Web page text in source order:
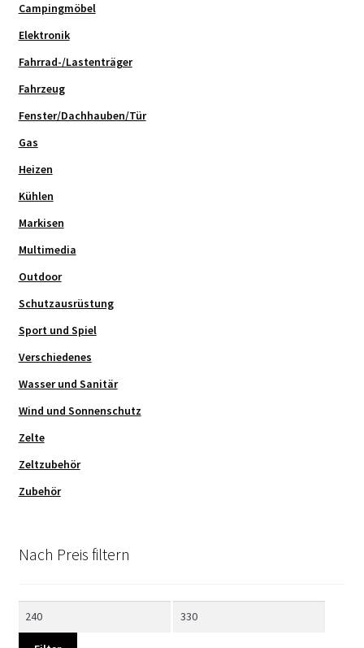
Campingmöbel
Elektronik
Fahrrad-/Lastenträger
Fahrzeug
Fenster/Dachhauben/Tür
Gas
Heizen
Kühlen
Markisen
Multimedia
Outdoor
Schutzausrüstung
Sport und Spiel
Verschiedenes
Wasser und Sanitär
Wind und Sonnenschutz
Zelte
Zeltzubehör
Zubehör
Nach Preis filtern